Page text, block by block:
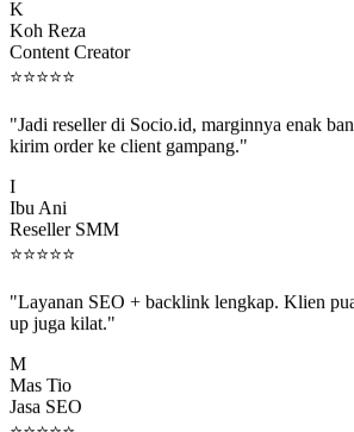
Koh Reza
Content Creator
⭐⭐⭐⭐⭐
kirim order ke client gampang."
Ibu Ani
Reseller SMM
⭐⭐⭐⭐⭐
up juga kilat."
Mas Tio
Jasa SEO
⭐⭐⭐⭐⭐